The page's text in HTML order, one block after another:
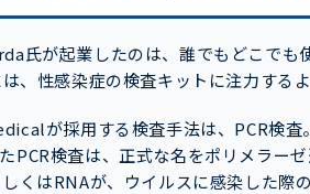
氏が起業したのは、誰でもどこでも
、性感染症の検査キットに注力するよ
が採用する検査手法は、PCR検査
PCR検査は、正式な名をポリメラ
くはRNAが、ウイルスに感染した際